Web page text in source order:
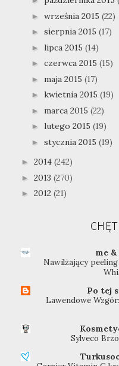
► września 2015 (22)
► sierpnia 2015 (17)
► lipca 2015 (14)
► czerwca 2015 (15)
► maja 2015 (17)
► kwietnia 2015 (19)
► marca 2015 (22)
► lutego 2015 (19)
► stycznia 2015 (19)
► 2014 (242)
► 2013 (270)
► 2012 (21)
me
Nawilżający
Po tej
Lawendowe
Sylveco